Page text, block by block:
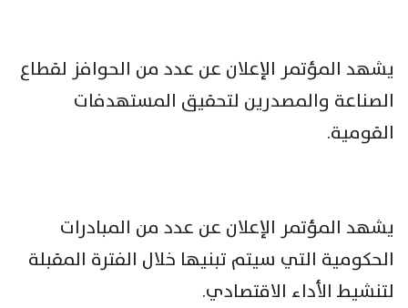
يشهد المؤتمر الإعلان عن عدد من الحوافز لقطاع
الصناعة والمصدرين لتحقيق المستهدفات
القومية.
يشهد المؤتمر الإعلان عن عدد من المبادرات
الحكومية التي سيتم تبنيها خلال الفترة المقبلة
لتنشيط الأداء الاقتصادي.